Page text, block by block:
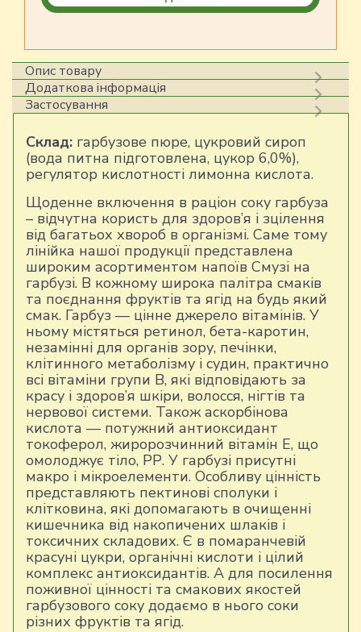
Опис товару
Додаткова інформація
Застосування
Склад: гарбузове пюре, цукровий сироп
(вода питна підготовлена, цукор 6,0%),
регулятор кислотності лимонна кислота.
Щоденне включення в раціон соку гарбуза
– відчутна користь для здоров’я і зцілення
від багатьох хвороб в організмі. Саме тому
лінійка нашої продукції представлена
широким асортиментом напоїв Смузі на
гарбузі. В кожному широка палітра смаків
та поєднання фруктів та ягід на будь який
смак. Гарбуз — цінне джерело вітамінів. У
ньому містяться ретинол, бета-каротин,
незамінні для органів зору, печінки,
клітинного метаболізму і судин, практично
всі вітаміни групи В, які відповідають за
красу і здоров’я шкіри, волосся, нігтів та
нервової системи. Також аскорбінова
кислота — потужний антиоксидант
токоферол, жиророзчинний вітамін Е, що
омолоджує тіло, РР. У гарбузі присутні
макро і мікроелементи. Особливу цінність
представляють пектинові сполуки і
клітковина, які допомагають в очищенні
кишечника від накопичених шлаків і
токсичних складових. Є в помаранчевій
красуні цукри, органічні кислоти і цілий
комплекс антиоксидантів. А для посилення
поживної цінності та смакових якостей
гарбузового соку додаємо в нього соки
різних фруктів та ягід.